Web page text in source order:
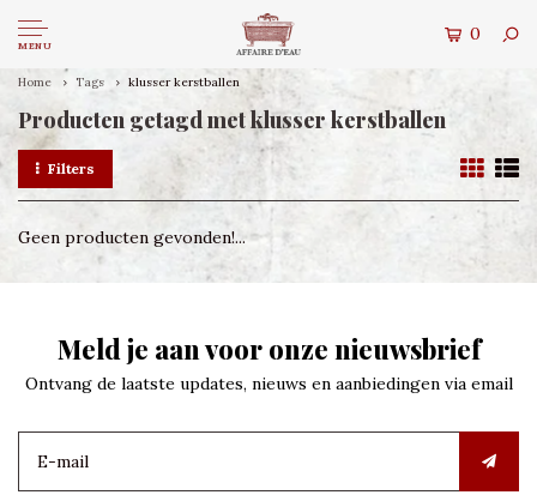
MENU
0
Home Tags klusser kerstballen
Producten getagd met klusser kerstballen
Filters
Geen producten gevonden!...
Meld je aan voor onze nieuwsbrief
Ontvang de laatste updates, nieuws en aanbiedingen via email